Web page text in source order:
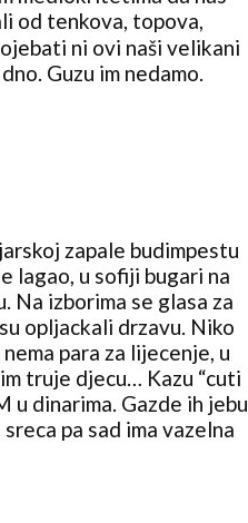
od tenkova, topova,
ni ovi naši velikani
Guzu im nedamo.
zapale budimpestu
lagao, u sofiji bugari na
Na izborima se glasa za
opljackali drzavu. Niko
para za lijecenje, u
truje djecu… Kazu “cuti
u dinarima. Gazde ih jebu
pa sad ima vazelna